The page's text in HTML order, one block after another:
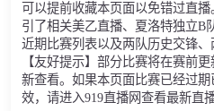
可以提前收藏本页面以免错过直
引了相关美乙直播、夏洛特独立B
近期比赛列表以及两队历史交锋、
【友好提示】部分比赛将在赛前
新查看。如果本页面比赛已经过
效，请进入919直播网查看最新直播